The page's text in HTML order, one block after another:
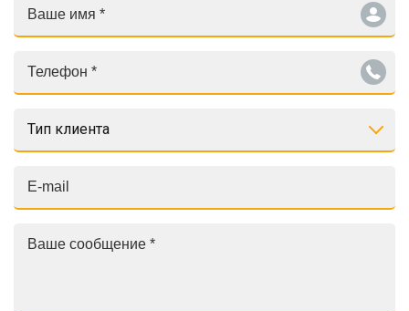
Тип клиента